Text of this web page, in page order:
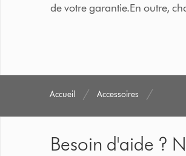
de votre garantie.En outre,
Accueil Accessoires
Besoin d'aide ?